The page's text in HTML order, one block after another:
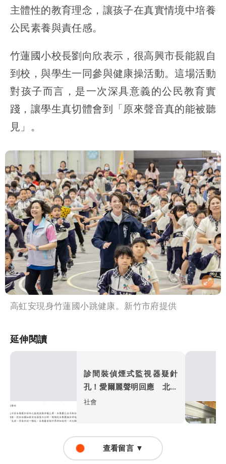
主體性的教育理念，讓孩子在真實情境中培養
公民素養與責任感。
竹蓮國小校長劉向欣表示，很高興市長能親自
到校，與學生一同參與健康操活動。這場活動
對孩子而言，是一次深具意義的公民教育實
踐，讓學生真切體會到「原來聲音真的能被聽
見」。
高虹安現身竹蓮國小跳健康。新竹市府提供
延伸閱讀
診間裝偵煙式監視器疑針
孔！愛爾麗聲明回應 北市
4分店查無不法
社會
查看留言 ▼